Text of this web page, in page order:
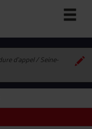
d'appel / Seine-